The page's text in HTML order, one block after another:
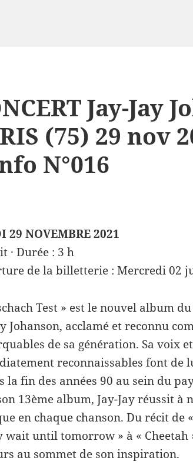
Jay-Jay
(75) 29 nov
N°016
29 NOVEMBRE 2021
· Durée : 3 h
de la billetterie : Mercredi 02
Test » est le nouvel album
Johanson, acclamé et reconnu
de sa génération. Sa voix
reconnaissables font de
la fin des années 90 au sein du
13ème album, Jay-Jay réussit
en chaque chanson. Du récit de
wait until tomorrow » à « Cheetah
au sommet de son inspiration.